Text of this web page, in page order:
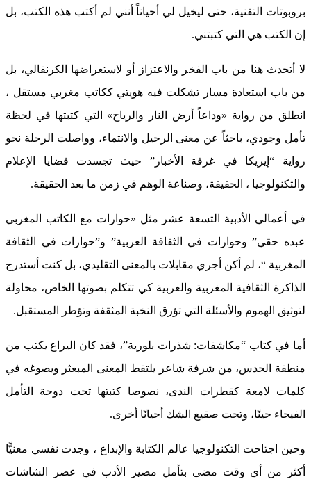
بروبوتات التقنية، حتى ليخيل لي أحياناً أنني لم أكتب هذه الكتب، بل
إن الكتب هي التي كتبتني.
لا أتحدث هنا من باب الفخر والاعتزاز أو لاستعراضها الكرنفالي، بل
من باب استعادة مسار تشكلت فيه هويتي ككاتب مغربي مستقل ،
انطلق من رواية «وداعاً أرض النار والرياح» التي كتبتها في لحظة
تأمل وجودي، باحثاً عن معنى الرحيل والانتماء، وواصلت الرحلة نحو
رواية “إيريكا في غرفة الأخبار” حيث تجسدت قضايا الإعلام
والتكنولوجيا ، الحقيقة، وصناعة الوهم في زمن ما بعد الحقيقة.
في أعمالي الأدبية التسعة عشر مثل «حوارات مع الكاتب المغربي
عبده حقي” وحوارات في الثقافة العربية” و”حوارات في الثقافة
المغربية “، لم أكن أجري مقابلات بالمعنى التقليدي، بل كنت أستدرج
الذاكرة الثقافية المغربية والعربية كي تتكلم بصوتها الخاص، محاولة
لتوثيق الهموم والأسئلة التي تؤرق النخبة المثقفة وتؤطر المستقبل.
أما في كتاب “مكاشفات: شذرات بلورية”، فقد كان اليراع يكتب من
منطقة الحدس، من شرفة شاعر يلتقط المعنى المبعثر ويصوغه في
كلمات لامعة كقطرات الندى، نصوصا كتبتها تحت دوحة التأمل
الفيحاء حينًا، وتحت صقيع الشك أحيانًا أخرى.
وحين اجتاحت التكنولوجيا عالم الكتابة والإبداع ، وجدت نفسي معنيًّا
أكثر من أي وقت مضى بتأمل مصير الأدب في عصر الشاشات